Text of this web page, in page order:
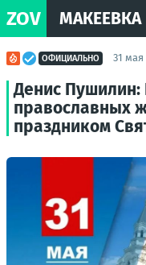
ZOV МАКЕЕВКА
ОФИЦИАЛЬНО 31 мая
Денис
православных
праздником